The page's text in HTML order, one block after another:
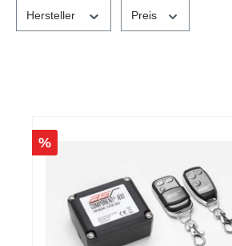
Hersteller Preis
%